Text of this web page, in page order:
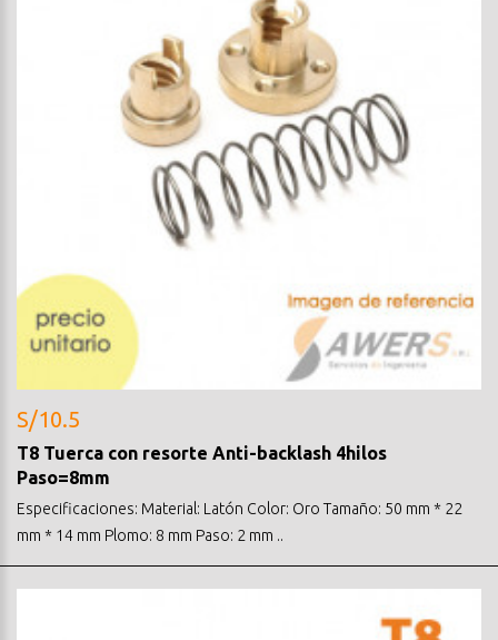
S/10.5
T8 Tuerca con resorte Anti-backlash 4hilos
Paso=8mm
Especificaciones: Material: Latón Color: Oro Tamaño: 50 mm * 22
mm * 14 mm Plomo: 8 mm Paso: 2 mm ..